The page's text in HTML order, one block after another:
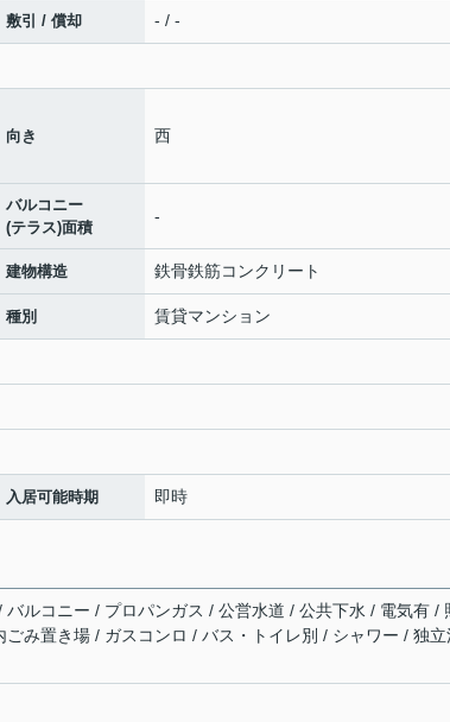
敷引 / 償却 - / -
向き 西
バルコニー
(テラス)面積
-
建物構造 鉄骨鉄筋コンクリート
種別 賃貸マンション
入居可能時期 即時
ルコニー / プロパンガス / 公営水道 / 公共下水 / 電気有 /
み置き場 / ガスコンロ / バス・トイレ別 / シャワー / 独立